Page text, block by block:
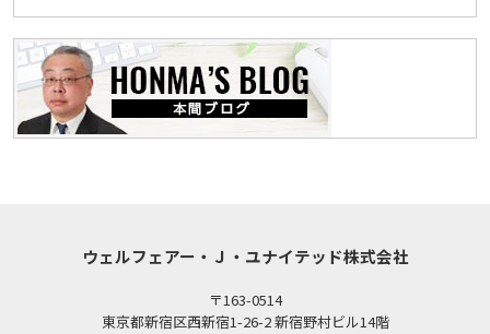
ウェルフェアー・Ｊ・ユナイテッド株式会社
〒163-0514
東京都新宿区西新宿1-26-2 新宿野村ビル14階